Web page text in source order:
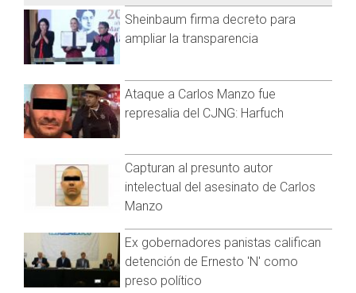
Según el reporte de las autoridades, Emely fue vista por
última vez el 30 de julio de 2024, cuando salió de su hogar
ubicado en la colonia Sánchez Taboada, en Tijuana. Desde
entonces, no se ha tenido información acerca de su
Las autoridades piden a cualquier persona que tenga
información que pueda ayudar en la localización de Emely
que se comunique de inmediato a los números de
emergencia 911 y 089 (llamada anónima), o al teléfono 646
152-2500, extensión 2560. También se habilitó un correo
electrónico para recibir datos útiles:
alerta.amber@fgebc.gob.mx.
Visita y accede a todo nuestro contenido |
www.cadenanoticias.com| Twitter:@cadena_noticias
@cadenanoticiasmx| Instagram:
Sheinbaum firma decreto para
ampliar la transparencia
Ataque a Carlos Manzo fue
represalia del CJNG: Harfuch
Capturan al presunto autor
intelectual del asesinato de Carlos
Manzo
Ex gobernadores panistas califican
detención de Ernesto 'N' como
preso político